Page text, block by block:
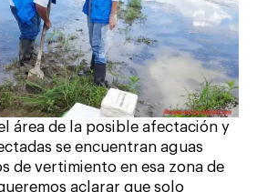
área de la posible afectación y
se encuentran aguas
de vertimiento en esa zona de
aclarar que solo